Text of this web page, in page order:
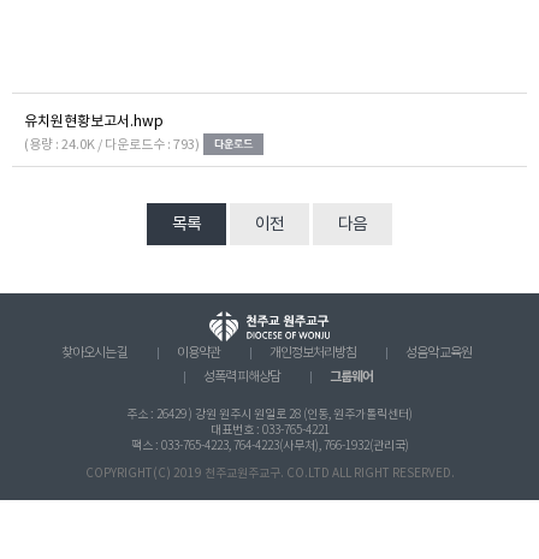
유치원현황보고서.hwp
(용량 : 24.0K / 다운로드수 : 793)
목록 이전 다음
찾아오시는 길 이용약관 개인정보처리방침
성음악 교육원
성폭력 피해상담
그룹웨어
주소 : 26429 ) 강원 원주시 원일로 28 (인동, 원주가톨릭센터)
대표번호 : 033-765-4221
팩스 : 033-765-4223, 764-4223(사무처), 766-1932(관리국)
COPYRIGHT(C) 2019 천주교원주교구. CO.LTD ALL RIGHT RESERVED.